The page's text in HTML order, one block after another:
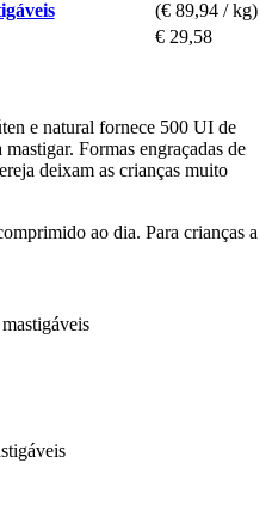
(€ 89,94 / kg)
€ 29,58
e natural fornece 500 UI de
Formas engraçadas de
deixam as crianças muito
ao dia. Para crianças a